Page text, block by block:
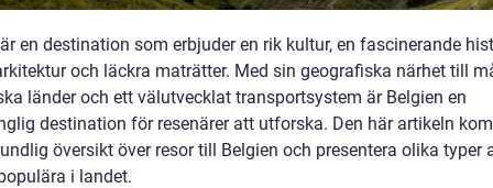
en destination som erbjuder en rik kultur, en fascinerande
och läckra maträtter. Med sin geografiska närhet till
länder och ett välutvecklat transportsystem är Belgien en
destination för resenärer att utforska. Den här artikeln
översikt över resor till Belgien och presentera olika typer
i landet.